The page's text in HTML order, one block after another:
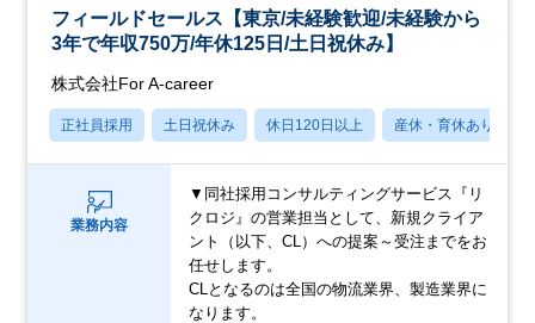
フィールドセールス【東京/未経験歓迎/未経験から
3年で年収750万/年休125日/土日祝休み】
株式会社For A-career
正社員採用 土日祝休み 休日120日以上 産休・育休あり
業務内容
▼同社採用コンサルティングサービス『リ
クロジ』の営業担当として、新規クライア
ント（以下、CL）への提案～受注までをお
任せします。
CLとなるのは全国の物流業界、製造業界に
なります。